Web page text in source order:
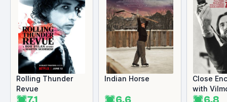
Rolling Thunder
Revue
Indian Horse
Close
with
Zsigmond